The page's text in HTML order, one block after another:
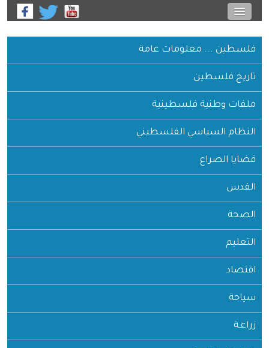
فلسطين ... معلومات عامة
تاريخ فلسطين
ملفات وطنية فلسطينية
النظام السياسي الفلسطيني
قضايا الصراع
القدس
الصحة
التعليم
اقتصاد
سياحة
زراعـة